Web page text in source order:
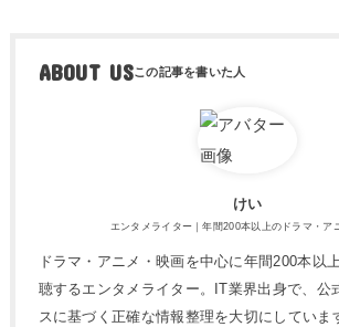
ABOUT US
けい
エンタメライター｜年間200本以上のドラマ・ア
ドラマ・アニメ・映画を中心に年間200本以
聴するエンタメライター。IT業界出身で、公
スに基づく正確な情報整理を大切にしていま